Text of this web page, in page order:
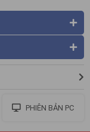
PHIÊN BẢN PC